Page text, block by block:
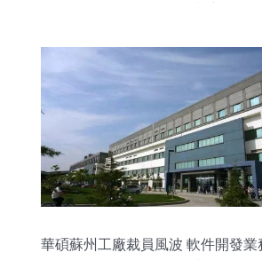
華碩蘇州工廠裁員風波 軟件開發